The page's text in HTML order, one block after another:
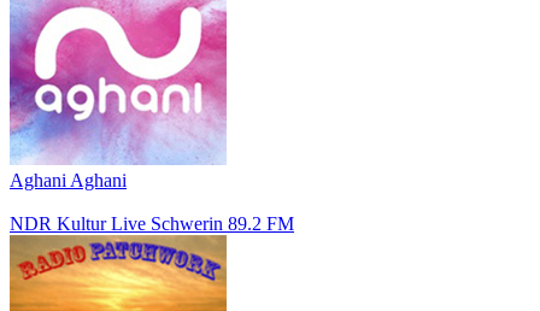
Aghani Aghani
NDR Kultur Live Schwerin 89.2 FM